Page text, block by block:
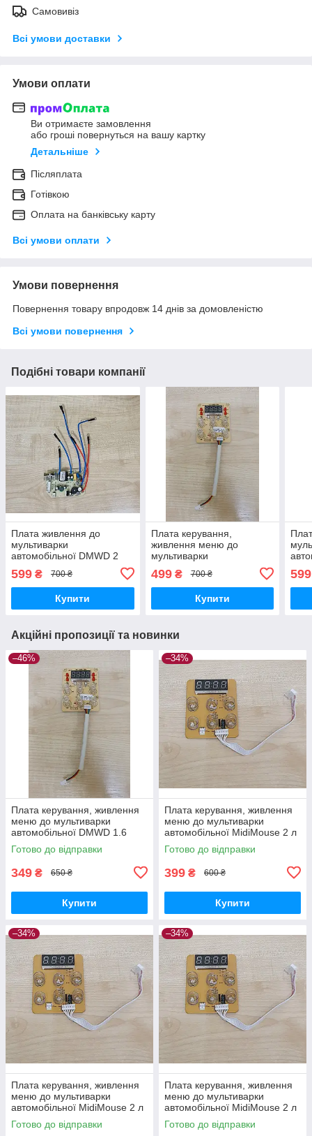
Самовивіз
Всі умови доставки
Умови оплати
Ви отримаєте замовлення
або гроші повернуться на вашу картку
Детальніше
Післяплата
Готівкою
Оплата на банківську карту
Всі умови оплати
Умови повернення
Повернення товару впродовж 14 днів за домовленістю
Всі умови повернення
Подібні товари компанії
Плата живлення до
мультиварки
автомобільної DMWD 2
літра 12-24-220V вольта в
машину, фуру, трек від
прикурювача
599 ₴ 700 ₴
Купити
Плата керування,
живлення меню до
мультиварки
літра 24V вольта в
машину, фуру, трек від
прикурювача
499₴ 700 ₴
Купити
599
Акційні пропозиції та новинки
–46%
Плата керування, живлення
меню до мультиварки
автомобільної DMWD 1.6
літра 12-24V вольта в
машину, фуру від
Готово до відправки
349 ₴ 650 ₴
Купити
–34%
Плата керування, живлення
меню до мультиварки
автомобільної MidiMouse 2 л
12-24V вольта в машину,
фуру, трек від прикурювача
Готово до відправки
399 ₴ 600 ₴
Купити
–34%
Плата керування, живлення
меню до мультиварки
автомобільної MidiMouse 2 л
24-220V вольта в машину,
фуру, трек від прикурювача
Готово до відправки
–34%
Плата керування, живлення
меню до мультиварки
автомобільної MidiMouse 2 л
12-220V вольта в машину,
фуру від прикурювача
Готово до відправки